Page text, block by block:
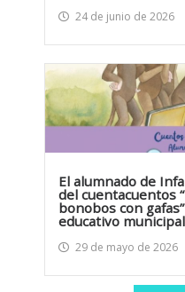
24 de junio de 2026
El alumnado de
del cuentacuentos
bonobos con
educativo municipal
29 de mayo de 2026